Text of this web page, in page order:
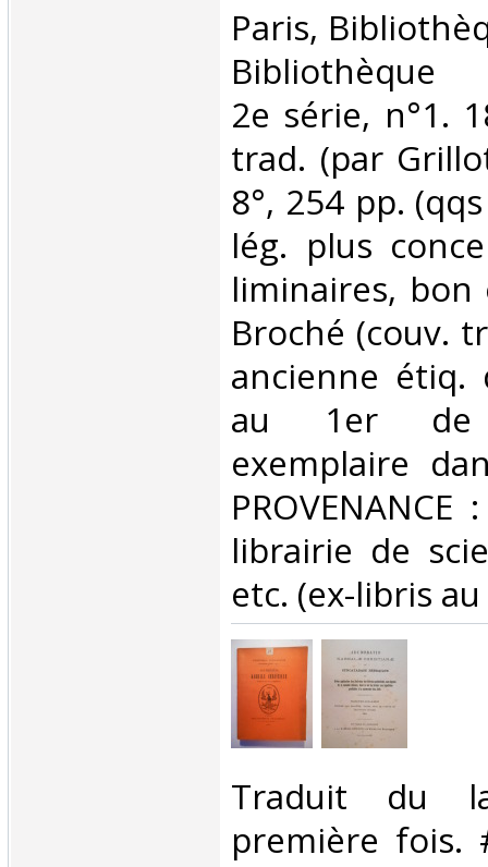
‎Paris,
Bibliothèque
2e série, n°1.
trad. (par
8°, 254 pp.
lég. plus
liminaires,
Broché (couv.
ancienne étiq.
au 1er de
exemplaire
librairie de
etc. (ex-libris
‎Traduit du
première fois.